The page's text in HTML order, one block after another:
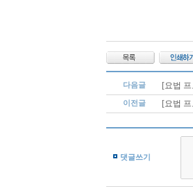
다음글 [요법
이전글 [요법
댓글쓰기